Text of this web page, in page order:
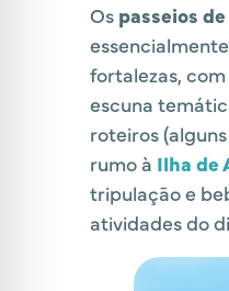
Os passeios
fortalezas,
escuna
roteiros
rumo à Ilha de
tripulação e
atividades do